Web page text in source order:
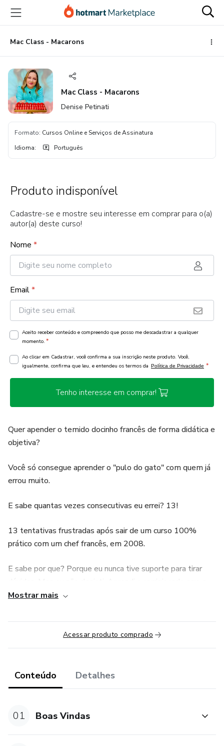
para
conteúdo
principal
para
pagamento
para
rodapéMac Class - Macarons
Mac Class - Macarons
Denise Petinati
Formato: Cursos Online e Serviços de Assinatura
Idioma: Português
Produto indisponível
Cadastre-se e mostre seu interesse em comprar para o(a)
autor(a) deste curso!
Nome *
Email*
Aceito receber conteúdo e compreendo que posso me descadastrar a qualquer
momento. *
Ao clicar em Cadastrar, você confirma a sua inscrição neste produto. Você,
igualmente, confirma que leu, e entendeu os termos da Política de Privacidade *
Tenho interesse em comprar!
Quer apender o temido docinho francês de forma didática e
objetiva?
Você só consegue aprender o "pulo do gato" com quem já
errou muito.
E sabe quantas vezes consecutivas eu errei? 13!
13 tentativas frustradas após sair de um curso 100%
prático com um chef francês, em 2008.
E sabe por que? Porque eu nunca tive suporte para tirar
consegui ensinar tantos alunos.
Hoje considero meu suporte o ponto alto do meu curso.
dentro desse curso e faça uso sempre que precisar.
Mostrar mais
Acessar produto comprado
Conteúdo Detalhes
01 Boas Vindas